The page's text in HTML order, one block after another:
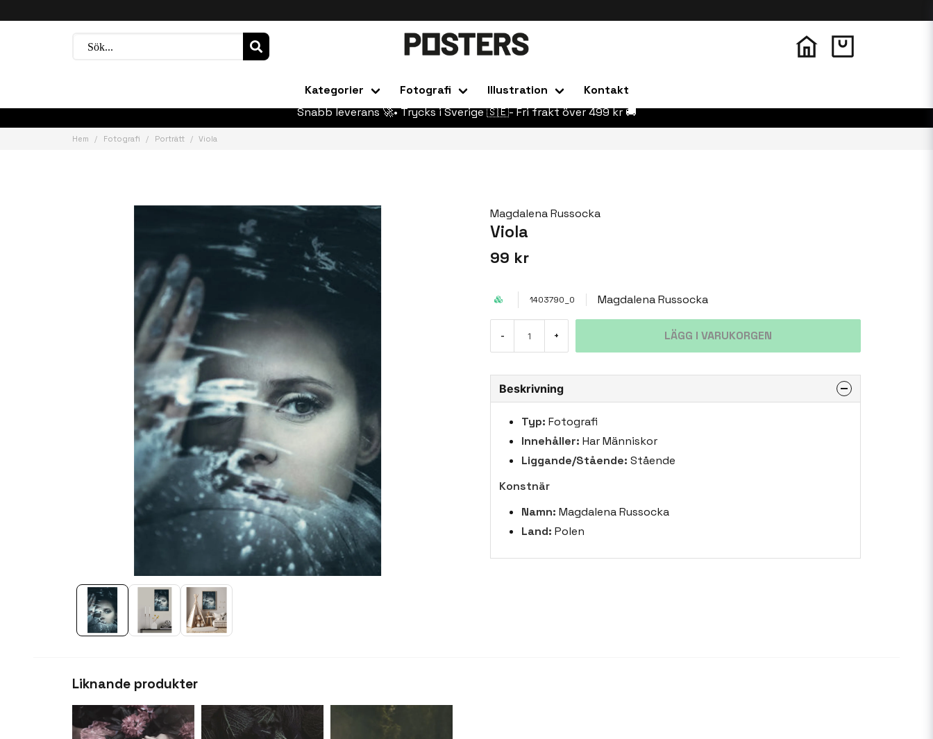
Kategorier Fotografi Illustration
Kontakt
Snabb leverans 🚀• Trycks i Sverige 🇸🇪- Fri frakt över 499 kr 🚚
Hem Fotografi Porträtt Viola
Magdalena Russocka
Viola
99 kr
1403790_0 Magdalena Russocka
- + LÄGG I VARUKORGEN
Beskrivning
Typ: Fotografi
Innehåller: Har Människor
Liggande/Stående: Stående
Konstnär
Namn: Magdalena Russocka
Land: Polen
Liknande produkter